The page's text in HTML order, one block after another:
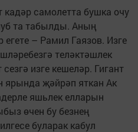
самолетта бушка очу
та табылды. Аның
егете – Рамил Гаязов. Изге
теләктәшлек
изге кешеләр. Гигант
җәйрәп яткан Ак
яшьлек елларын
өчен бу безнең
буларак кабул